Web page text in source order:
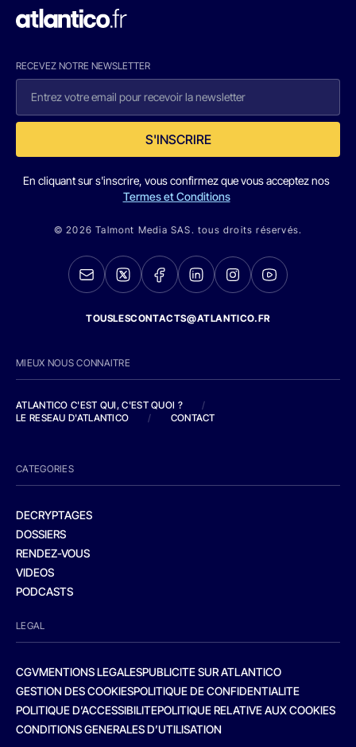
RECEVEZ NOTRE NEWSLETTER
S'INSCRIRE
En cliquant sur s'inscrire, vous confirmez que vous acceptez nos
Termes et Conditions
© 2026 Talmont Media SAS. tous droits réservés.
TOUSLESCONTACTS@ATLANTICO.FR
MIEUX NOUS CONNAITRE
ATLANTICO C'EST QUI, C'EST QUOI ?
/
LE RESEAU D'ATLANTICO
/ CONTACT
CATEGORIES
DECRYPTAGES
DOSSIERS
RENDEZ-VOUS
VIDEOS
PODCASTS
LEGAL
CGVMENTIONS LEGALESPUBLICITE SUR ATLANTICO
GESTION DES COOKIESPOLITIQUE DE CONFIDENTIALITE
POLITIQUE D’ACCESSIBILITEPOLITIQUE RELATIVE AUX COOKIES
CONDITIONS GENERALES D’UTILISATION